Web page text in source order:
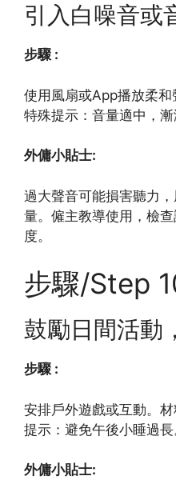
引入白噪音或
步驟 :
使用風扇或App播放柔和
特殊提示：音量適中，漸
外傭小貼士:
過大聲音可能損害聽力
量。僱主教導使用，檢
度。
步驟/Step
鼓勵日間活動
步驟 :
安排戶外遊戲或互動。
提示：避免午後小睡過長
外傭小貼士: